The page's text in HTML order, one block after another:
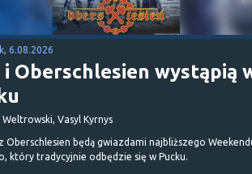
6.08.2026
i Oberschlesien wystąpią
Vasyl Kyrnys
Oberschlesien będą gwiazdami najbliższego
który tradycyjnie odbędzie się w Pucku.